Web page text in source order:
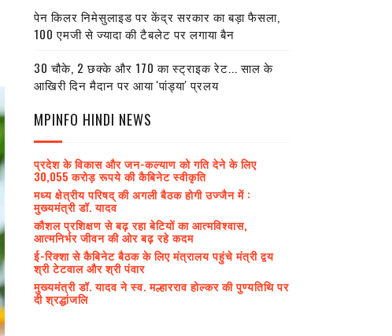
पेन किलर निमेसुलाइड पर केंद्र सरकार का बड़ा फैसला,
100 एमजी से ज्यादा की टैबलेट पर लगाया बैन
30 चौके, 2 छक्के और 170 का स्ट्राइक रेट... साल के
आखिरी दिन मैदान पर आया 'पांड्या' प्रलय
MPINFO HINDI NEWS
प्रदेश के विकास और जन-कल्याण को गति देने के लिए
30,055 करोड़ रूपये की कैबिनेट स्वीकृति
मध्य क्षेत्रीय परिषद् की अगली बैठक होगी उज्जैन में :
मुख्यमंत्री डॉ. यादव
कौशल प्रशिक्षण से बढ़ रहा बेटियों का आत्मविश्वास,
आत्मनिर्भर जीवन की ओर बढ़ रहे कदम
ई-रिक्शा से कैबिनेट बैठक के लिए मंत्रालय पहुंचे मंत्री द्वय
श्री टेटवाल और श्री पंवार
मुख्यमंत्री डॉ. यादव ने स्व. मल्हारराव होल्कर की पुण्यतिथि पर
दी श्रद्धांजलि